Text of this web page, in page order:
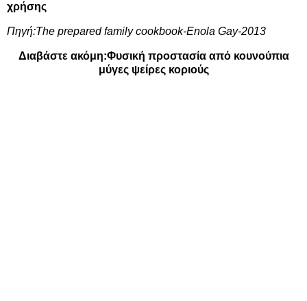
χρήσης
Πηγή:The prepared family cookbook-Enola Gay-2013
Διαβάστε ακόμη:Φυσική προστασία από κουνούπια
μύγες ψείρες κοριούς